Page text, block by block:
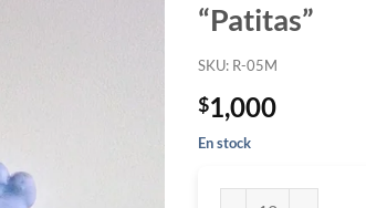
“Patitas”
SKU: R-05M
$1,000
En stock